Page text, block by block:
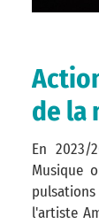
de la
En 2023/
Musique
l'artiste